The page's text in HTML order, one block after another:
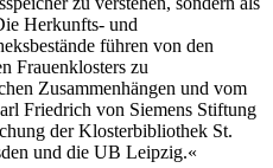
Herkunfts- und
führen von den
Frauenklosters zu
Zusammenhängen und vom
Friedrich von Siemens Stiftung
der Klosterbibliothek St.
und die UB Leipzig.«